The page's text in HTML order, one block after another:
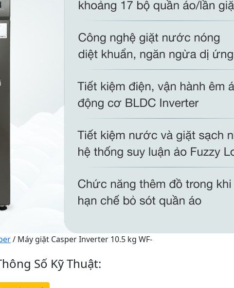
/ Máy giặt Casper Inverter 10.5 kg WF-
Số Kỹ Thuật: